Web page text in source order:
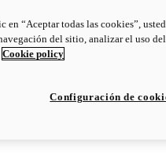
en “Aceptar todas las cookies”,
del sitio, analizar el uso
Cookie policy
Configuración de